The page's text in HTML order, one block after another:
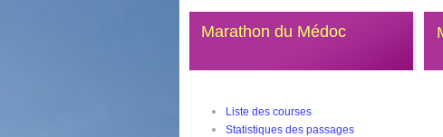
Marathon du Médoc
Liste des courses
Statistiques des passages